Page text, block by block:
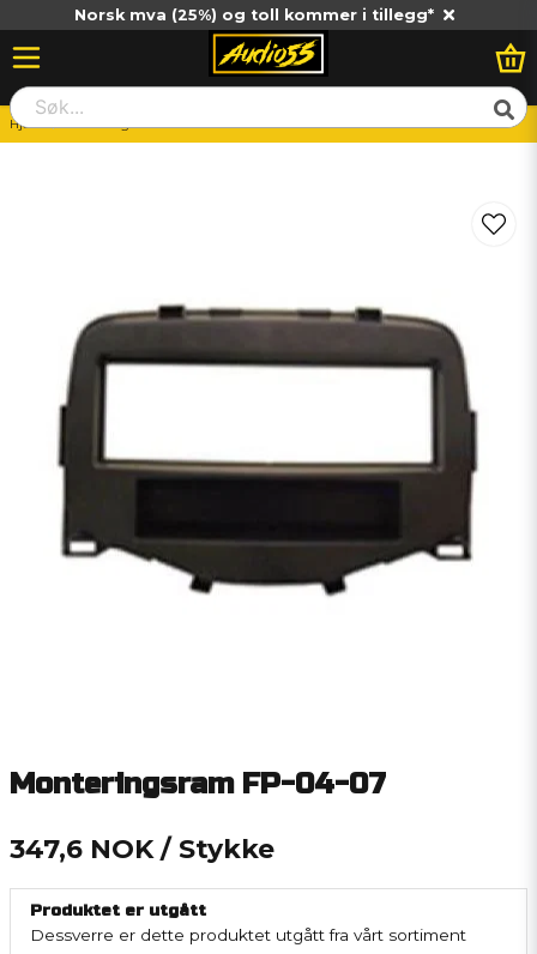
Norsk mva (25%) og toll kommer i tillegg*
Hjem Monteringsram FP-04-07
Monteringsram FP-04-07
347,6 NOK / Stykke
Produktet er utgått
Dessverre er dette produktet utgått fra vårt sortiment